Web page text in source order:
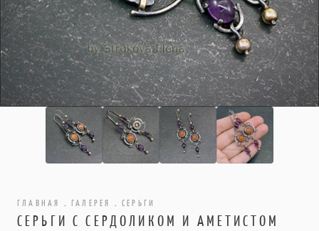
ГЛАВНАЯ .ГАЛЕРЕЯ .СЕРЬГИ
СЕРЬГИ С СЕРДОЛИКОМ И АМЕТИСТОМ